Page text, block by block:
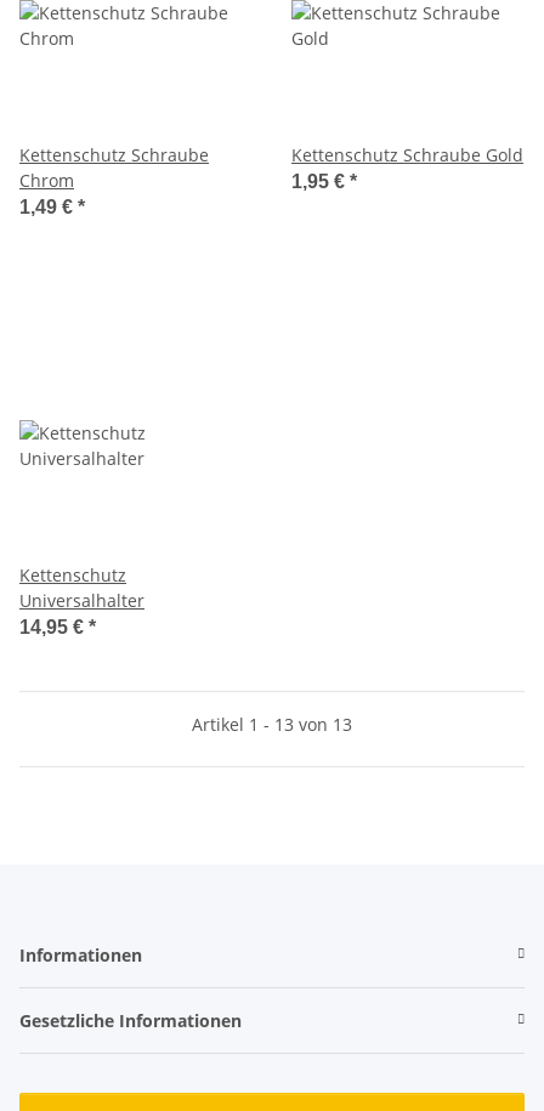
Kettenschutz Schraube
Chrom
1,49 € *
Kettenschutz Schraube Gold
1,95 € *
Kettenschutz
Universalhalter
14,95 € *
Artikel 1 - 13 von 13
Informationen
Gesetzliche Informationen